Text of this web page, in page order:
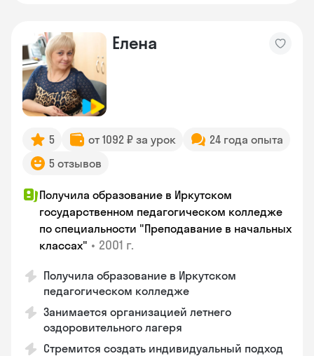
Елена
5 от 1092 ₽ за урок
24 года опыта
5 отзывов
Получила образование в Иркутском
государственном педагогическом колледже
по специальности "Преподавание в начальных
классах" • 2001 г.
Получила образование в Иркутском
педагогическом колледже
Занимается организацией летнего
оздоровительного лагеря
Стремится создать индивидуальный подход